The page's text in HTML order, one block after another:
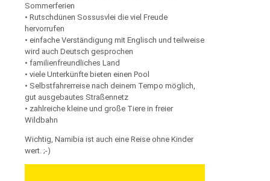
Sommerferien
• Rutschdünen Sossusvlei die viel Freude
hervorrufen
• einfache Verständigung mit Englisch und teilweise
wird auch Deutsch gesprochen
• familienfreundliches Land
• viele Unterkünfte bieten einen Pool
• Selbstfahrerreise nach deinem Tempo möglich,
gut ausgebautes Straßennetz
• zahlreiche kleine und große Tiere in freier
Wildbahn
Wichtig, Namibia ist auch eine Reise ohne Kinder
wert. ;-)